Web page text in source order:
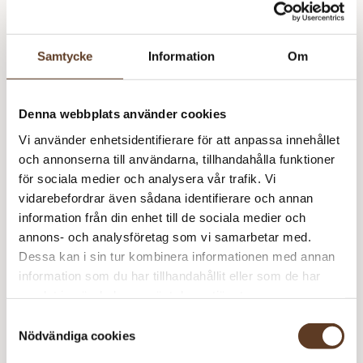
Samtycke Information Om
Denna webbplats använder cookies
Vi använder enhetsidentifierare för att anpassa innehållet
och annonserna till användarna, tillhandahålla funktioner
för sociala medier och analysera vår trafik. Vi
vidarebefordrar även sådana identifierare och annan
information från din enhet till de sociala medier och
annons- och analysföretag som vi samarbetar med.
Dessa kan i sin tur kombinera informationen med annan
information som du har tillhandahållit eller som de har
Nödvändiga cookies
Total
Tynn Peer Gynt 2212
90 kr 1 90 kr
kr
Lägg i varukorg
Behöver du fler? Bli meddelad när fler är tillbaka i
lager!
Meddela mig